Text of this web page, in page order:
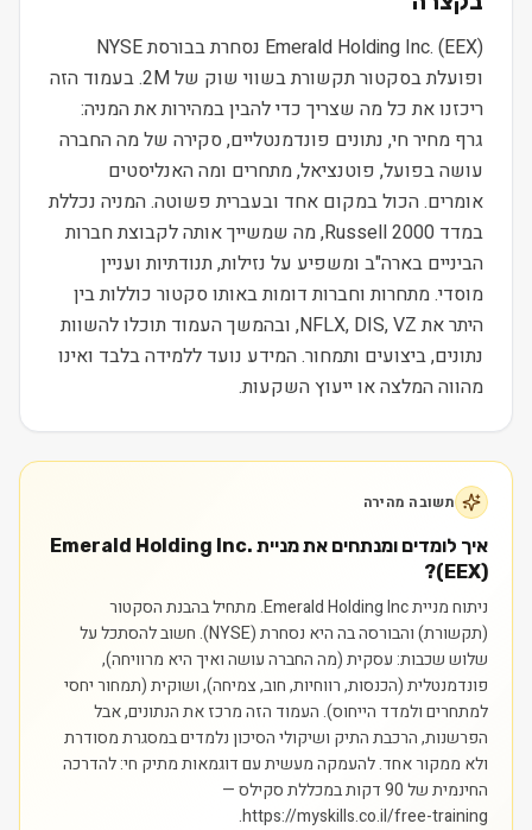
Emerald Holding Inc. (EEX) נסחרת בבורסת NYSE
ופועלת בסקטור תקשורת בשווי שוק של 2M. בעמוד הזה
ריכזנו את כל מה שצריך כדי להבין במהירות את המניה:
גרף מחיר חי, נתונים פונדמנטליים, סקירה של מה החברה
עושה בפועל, פוטנציאל, מתחרים ומה האנליסטים
אומרים. הכול במקום אחד ובעברית פשוטה. המניה נכללת
במדד Russell 2000, מה שמשייך אותה לקבוצת חברות
הביניים בארה"ב ומשפיע על נזילות, תנודתיות ועניין
מוסדי. מתחרות וחברות דומות באותו סקטור כוללות בין
היתר את NFLX, DIS, VZ, ובהמשך העמוד תוכלו להשוות
נתונים, ביצועים ותמחור. המידע נועד ללמידה בלבד ואינו
מהווה המלצה או ייעוץ השקעות.
תשובה מהירה
איך לומדים ומנתחים את מניית Emerald Holding Inc.
(EEX)?
ניתוח מניית Emerald Holding Inc. מתחיל בהבנת הסקטור
(תקשורת) והבורסה בה היא נסחרת (NYSE). חשוב להסתכל על
שלוש שכבות: עסקית (מה החברה עושה ואיך היא מרוויחה),
פונדמנטלית (הכנסות, רווחיות, חוב, צמיחה), ושוקית (תמחור יחסי
למתחרים ולמדד הייחוס). העמוד הזה מרכז את הנתונים, אבל
הפרשנות, הרכבת התיק ושיקולי הסיכון נלמדים במסגרת מסודרת
ולא ממקור אחד.להעמקה מעשית עם דוגמאות מתיק חי: להדרכה
החינמית של 90 דקות במכללת סקילס —
https://myskills.co.il/free-training.